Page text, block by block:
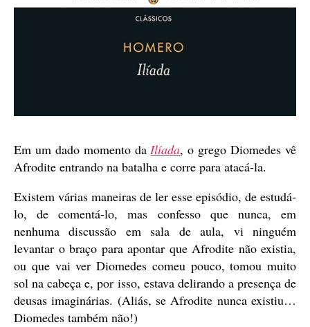
Em um dado momento daIlíada, o grego Diomedes vê
Afrodite entrando na batalha e corre para atacá-la.
Existem várias maneiras de ler esse episódio, de estudá-
lo, de comentá-lo, mas confesso que nunca, em
nenhuma discussão em sala de aula, vi ninguém
levantar o braço para apontar que Afrodite não existia,
ou que vai ver Diomedes comeu pouco, tomou muito
sol na cabeça e, por isso, estava delirando a presença de
deusas imaginárias. (Aliás, se Afrodite nunca existiu…
Diomedes também não!)